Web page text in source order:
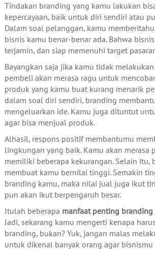
Tindakan branding yang kamu lakukan
kepercayaan, baik untuk diri sendiri atau
Dalam soal pelanggan, kamu
bisnis kamu benar-benar ada. Bahwa
terjamin, dan siap memenuhi target
Bayangkan saja jika kamu tidak
pembeli akan merasa ragu untuk
produk yang kamu buat kurang menarik
dalam soal diri sendiri, branding
mengeluarkan ide. Kamu juga dituntut
agar bisa menjual produk.
Alhasil, respons positif membantumu
lingkungan yang baik. Kamu akan merasa
memiliki beberapa kekurangan. Selain itu,
membuat kamu bernilai tinggi. Semakin
branding kamu, maka nilai jual juga ikut
pun akan ikut berpengaruh besar.
Itulah beberapa manfaat penting branding
Jadi, sekarang kamu mengerti kenapa
branding, bukan? Yuk, jangan malas
untuk dikenal banyak orang agar bisnismu